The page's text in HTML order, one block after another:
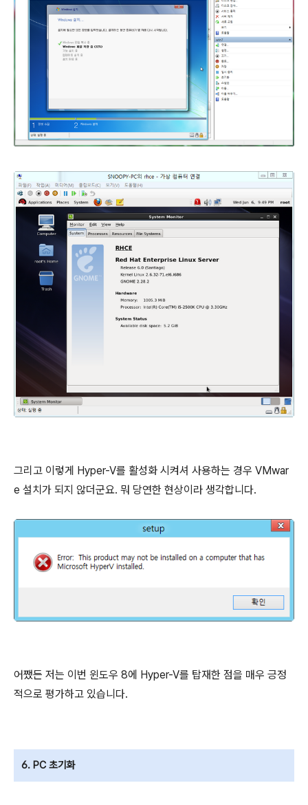
그리고 이렇게 Hyper-V를 활성화 시켜셔 사용하는 경우 VMwar
e 설치가 되지 않더군요. 뭐 당연한 현상이라 생각합니다.
어쨌든 저는 이번 윈도우 8에 Hyper-V를 탑재한 점을 매우 긍정
적으로 평가하고 있습니다.
6. PC 초기화